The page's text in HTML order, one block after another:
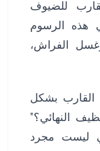
للضيوف
هذه الرسوم
الفراش،
القارب بشكل
النهائي؟"
ليست مجرد